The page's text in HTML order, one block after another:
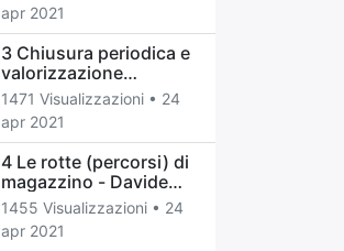
apr 2021
3 Chiusura periodica e
valorizzazione
magazzino - Marcelo
Frare
1471 Visualizzazioni • 24
apr 2021
4 Le rotte (percorsi) di
magazzino - Davide
Corio
1455 Visualizzazioni • 24
apr 2021